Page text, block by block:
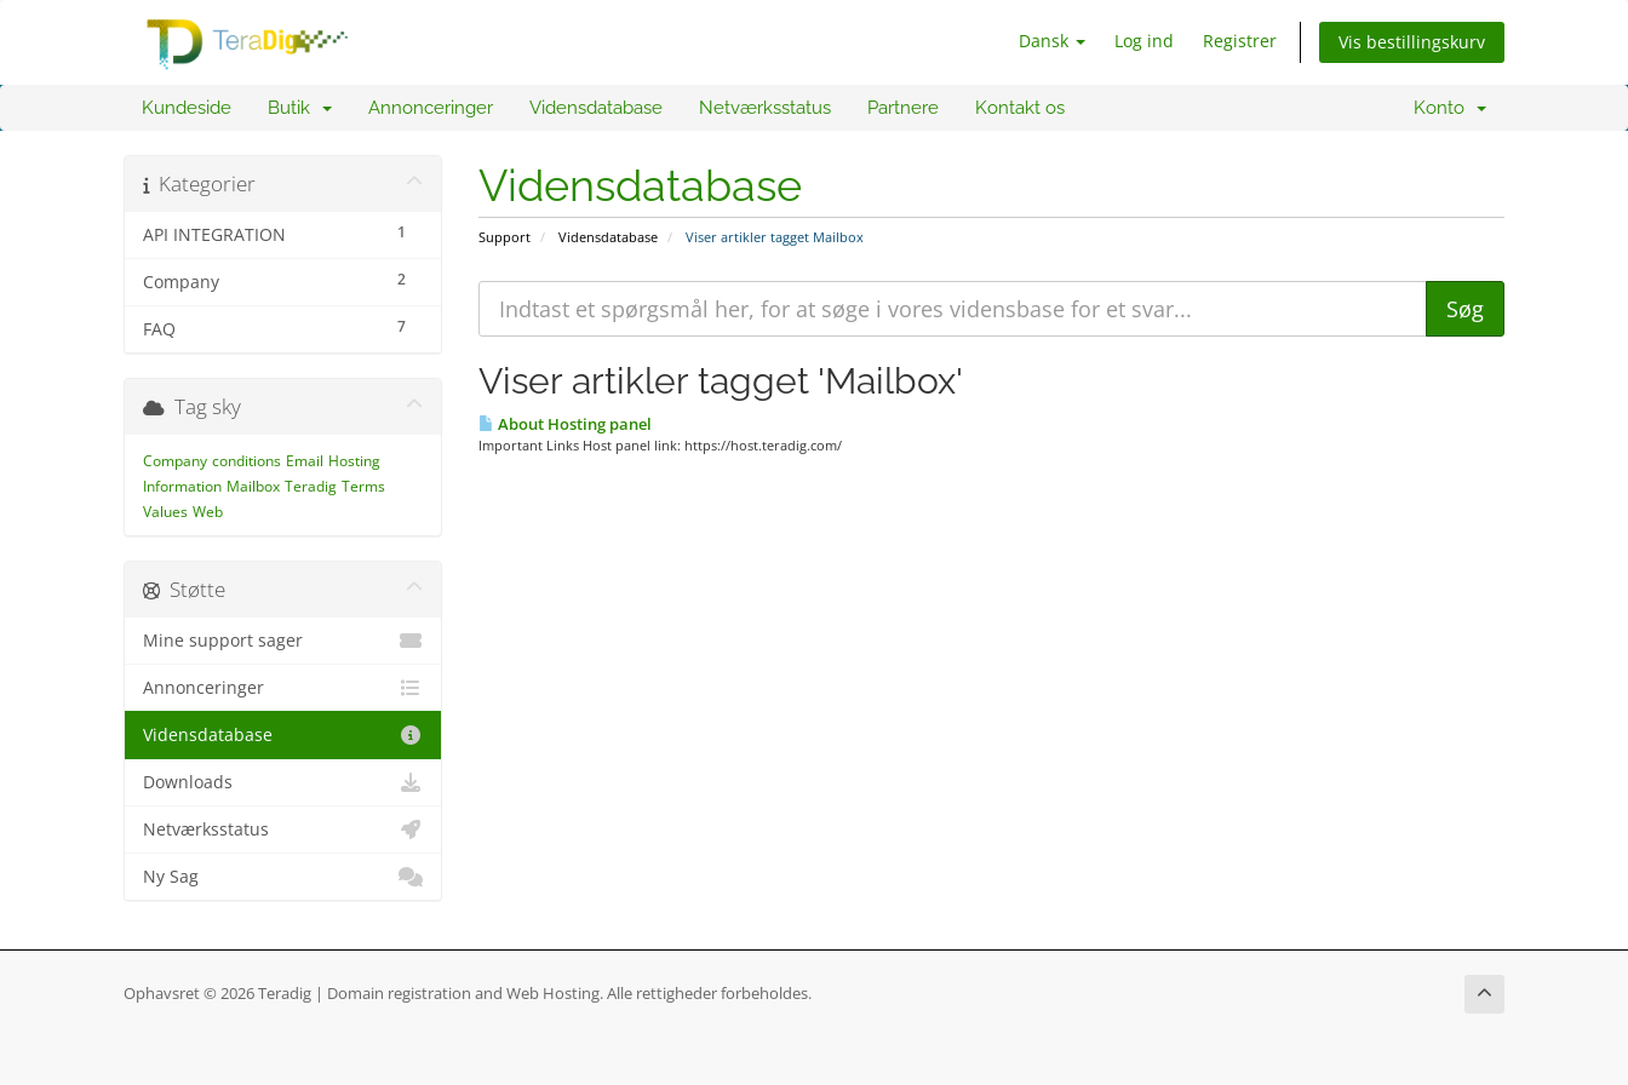
Dansk Log ind Registrer Vis bestillingskurv
Kundeside Butik Annonceringer Vidensdatabase Netværksstatus Partnere Kontakt os Konto
Vidensdatabase
Support Vidensdatabase Viser artikler tagget Mailbox
Kategorier
1
API INTEGRATION
2
Company
7
FAQ
Viser artikler tagget 'Mailbox'
About Hosting panel
Important Links Host panel link: https://host.teradig.com/
Tag sky
Company conditions Email Hosting
Information Mailbox Teradig Terms
Values Web
Støtte
Mine support sager
Annonceringer
Vidensdatabase
Downloads
Netværksstatus
Ny Sag
Ophavsret © 2026 Teradig | Domain registration and Web Hosting. Alle rettigheder forbeholdes.